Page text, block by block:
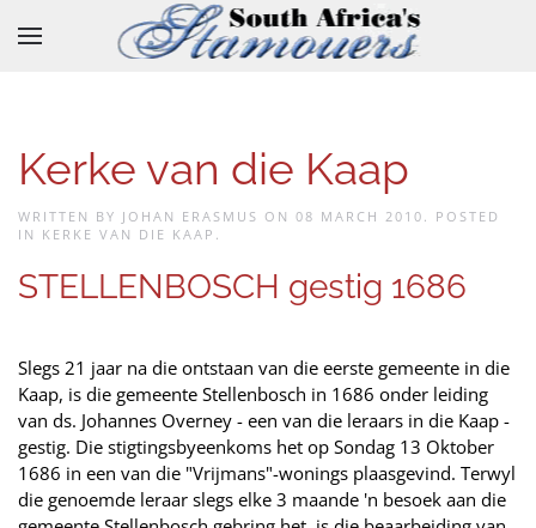
Skip to main content
Kerke van die Kaap
WRITTEN BY JOHAN ERASMUS ON 08 MARCH 2010 . POSTED
IN KERKE VAN DIE KAAP .
STELLENBOSCH gestig 1686
Slegs 21 jaar na die ontstaan van die eerste gemeente in die
Kaap, is die gemeente Stellenbosch in 1686 onder leiding
van ds. Johannes Overney - een van die leraars in die Kaap -
gestig. Die stigtingsbyeenkoms het op Sondag 13 Oktober
1686 in een van die "Vrijmans"-wonings plaasgevind. Terwyl
die genoemde leraar slegs elke 3 maande 'n besoek aan die